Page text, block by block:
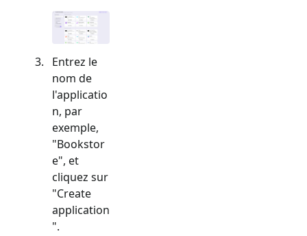
Entrez le
nom de
l'applicatio
n, par
exemple,
"Bookstor
e", et
cliquez sur
"Create
application
".